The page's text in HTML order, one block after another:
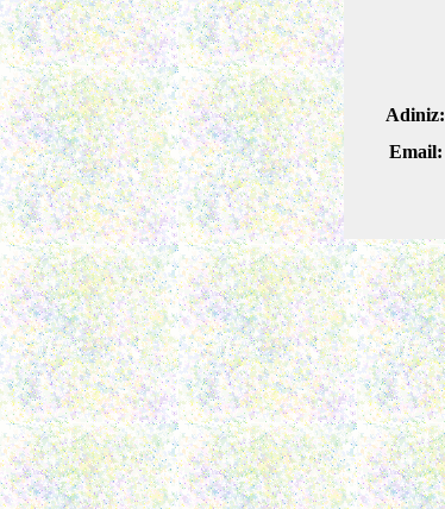
Adiniz:
Email: